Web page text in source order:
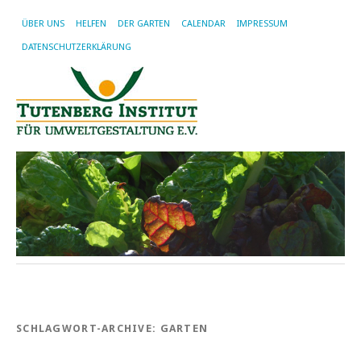
ÜBER UNS HELFEN DER GARTEN CALENDAR IMPRESSUM
DATENSCHUTZERKLÄRUNG
SCHLAGWORT-ARCHIVE: GARTEN